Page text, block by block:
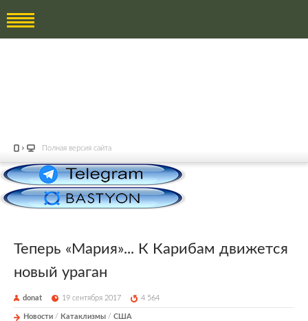
Полная версия сайта
Теперь «Мария»... К Карибам движется
новый ураган
donat 19 сентября 2017 4 564
Новости / Катаклизмы / США